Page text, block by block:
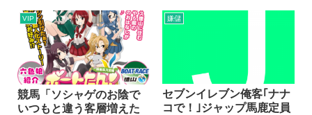
VIP
競馬「ソシャゲのお陰で
いつもと違う客層増えた
嫌儲
セブンイレブン俺客｢ナナ
コで！｣ジャップ馬鹿定員